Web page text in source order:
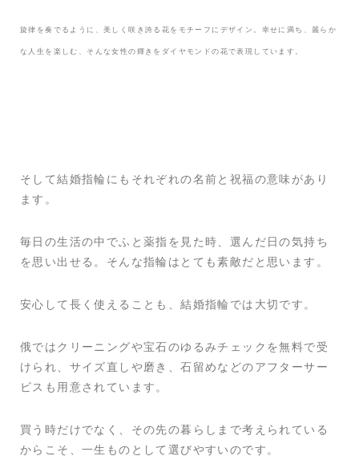
旋律を奏でるように、美しく咲き誇る花をモチーフにデザイン。幸せに満ち、麗らか
な人生を楽しむ、そんな女性の輝きをダイヤモンドの花で表現しています。
そして結婚指輪にもそれぞれの名前と祝福の意味があり
ます。
毎日の生活の中でふと薬指を見た時、選んだ日の気持ち
を思い出せる。そんな指輪はとても素敵だと思います。
安心して長く使えることも、結婚指輪では大切です。
俄ではクリーニングや宝石のゆるみチェックを無料で受
けられ、サイズ直しや磨き、石留めなどのアフターサー
ビスも用意されています。
買う時だけでなく、その先の暮らしまで考えられている
からこそ、一生ものとして選びやすいのです。